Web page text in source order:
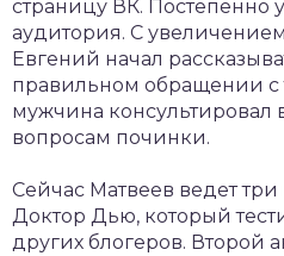
страницу ВК. Постепенно
аудитория. С
Евгений начал
правильном обращении с
мужчина консультировал
вопросам починки.
Сейчас Матвеев ведет
Доктор Дью, который
других блогеров. Второй